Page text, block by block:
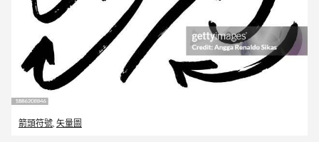
箭頭符號 矢量圖